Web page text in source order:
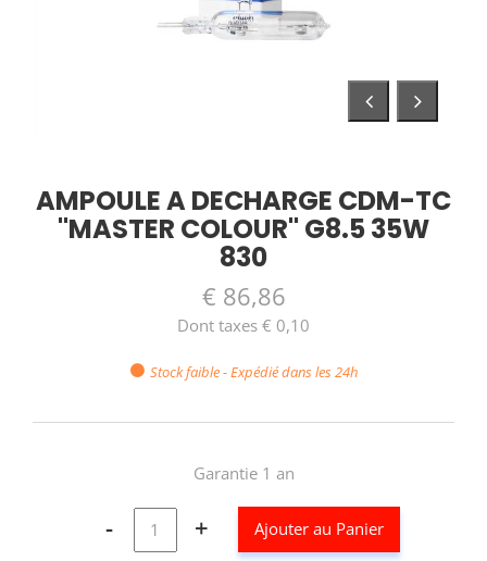
AMPOULE A DECHARGE CDM-TC
"MASTER COLOUR" G8.5 35W
830
€ 86,86
Dont taxes € 0,10
Stock faible - Expédié dans les 24h
Garantie 1 an
- + Ajouter au Panier